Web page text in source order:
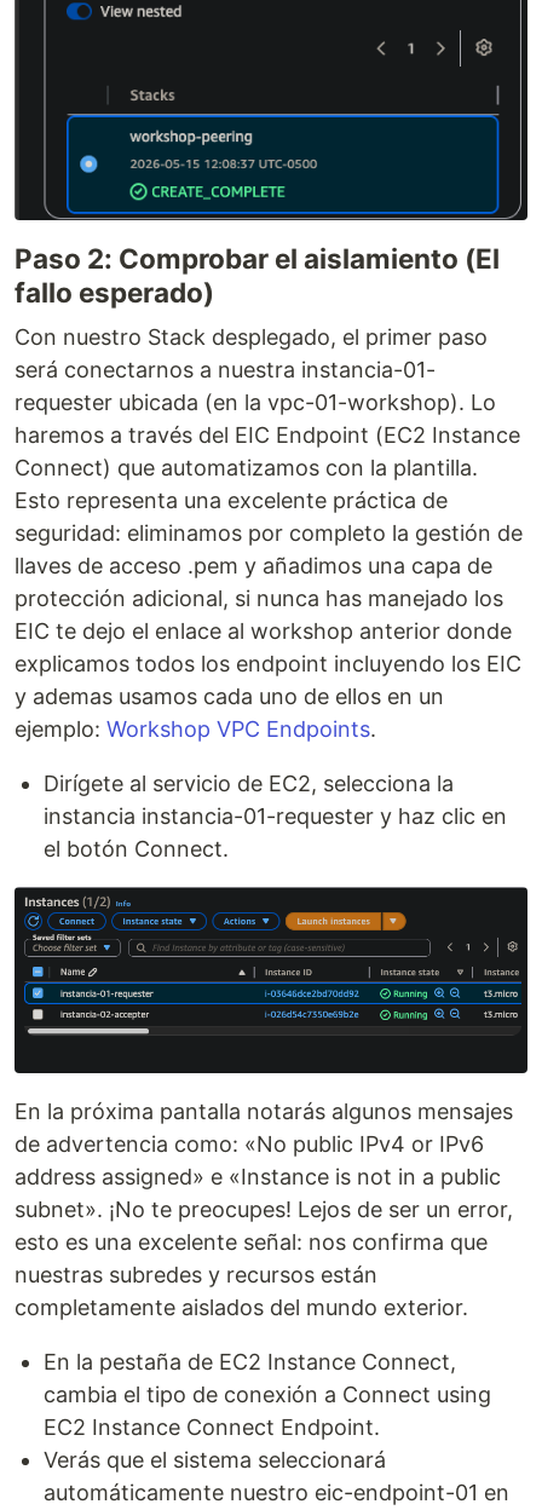
Paso 2: Comprobar el aislamiento (El
fallo esperado)
Con nuestro Stack desplegado, el primer paso
será conectarnos a nuestra instancia-01-
requester ubicada (en la vpc-01-workshop). Lo
haremos a través del EIC Endpoint (EC2 Instance
Connect) que automatizamos con la plantilla.
Esto representa una excelente práctica de
seguridad: eliminamos por completo la gestión de
llaves de acceso .pem y añadimos una capa de
protección adicional, si nunca has manejado los
EIC te dejo el enlace al workshop anterior donde
explicamos todos los endpoint incluyendo los EIC
y ademas usamos cada uno de ellos en un
ejemplo: Workshop VPC Endpoints.
Dirígete al servicio de EC2, selecciona la
instancia instancia-01-requester y haz clic en
el botón Connect.
En la próxima pantalla notarás algunos mensajes
de advertencia como: «No public IPv4 or IPv6
address assigned» e «Instance is not in a public
subnet». ¡No te preocupes! Lejos de ser un error,
esto es una excelente señal: nos confirma que
nuestras subredes y recursos están
completamente aislados del mundo exterior.
En la pestaña de EC2 Instance Connect,
cambia el tipo de conexión a Connect using
EC2 Instance Connect Endpoint.
Verás que el sistema seleccionará
automáticamente nuestro eic-endpoint-01 en